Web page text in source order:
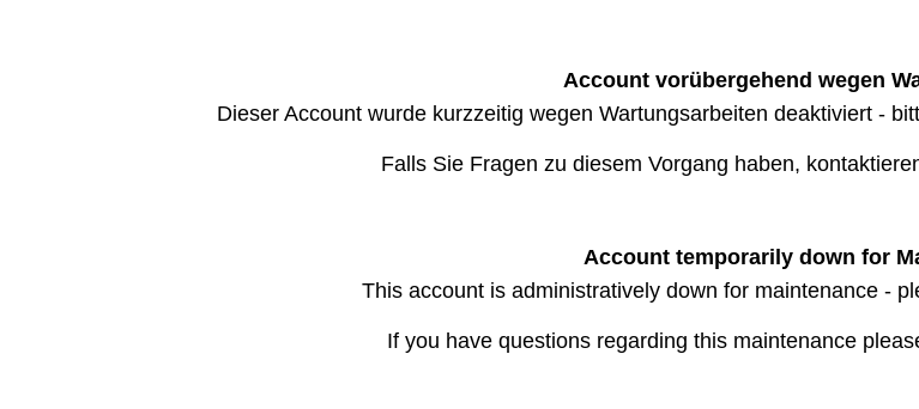
Account vorübergehend wegen
Dieser Account wurde kurzzeitig wegen Wartungsarbeiten deaktiviert -
Falls Sie Fragen zu diesem Vorgang haben,
Account temporarily down for
This account is administratively down for maintenance -
If you have questions regarding this maintenance